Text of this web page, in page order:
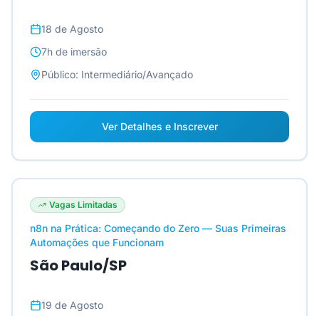
18 de Agosto
7h de imersão
Público: Intermediário/Avançado
Ver Detalhes e Inscrever
Vagas Limitadas
n8n na Prática: Começando do Zero — Suas Primeiras
Automações que Funcionam
São Paulo/SP
19 de Agosto